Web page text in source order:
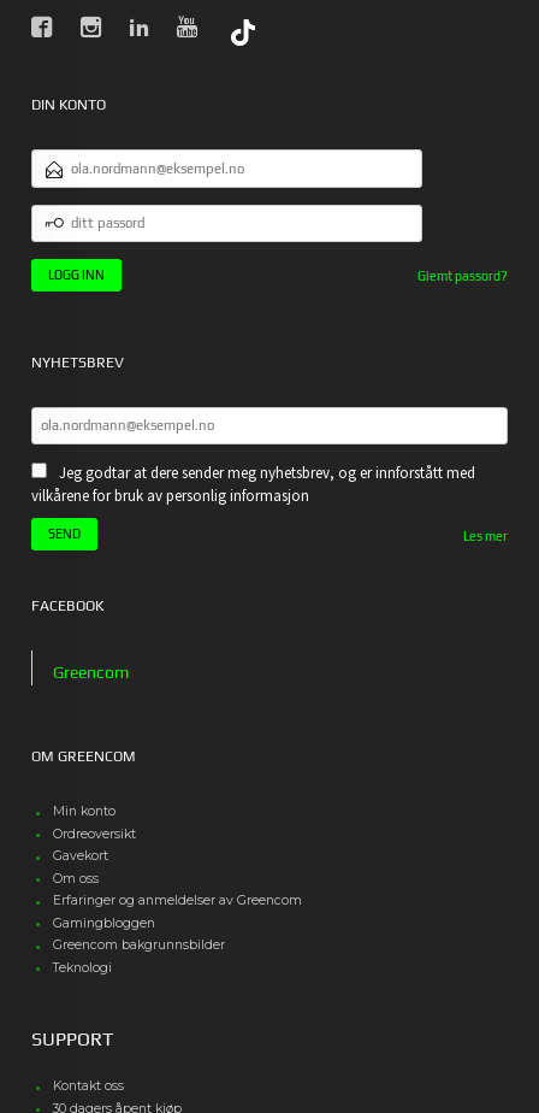
DIN KONTO
E-
POSTADRESSE
DITT
PASSORD
Glemt passord?
NYHETSBREV
Jeg godtar at dere sender meg nyhetsbrev, og er innforstått med
vilkårene for bruk av personlig informasjon
Les mer
FACEBOOK
Greencom
OM GREENCOM
Min konto
Ordreoversikt
Gavekort
Om oss
Erfaringer og anmeldelser av Greencom
Gamingbloggen
Greencom bakgrunnsbilder
Teknologi
SUPPORT
Kontakt oss
30 dagers åpent kjøp